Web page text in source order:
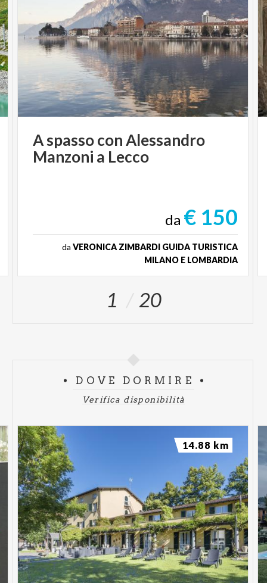
AspassoconAlessandro
Manzoni a Lecco
da € 150
da VERONICA ZIMBARDI GUIDA TURISTICA
MILANO E LOMBARDIA
1 20
DOVE DORMIRE
Verifica disponibilità
14.88 km